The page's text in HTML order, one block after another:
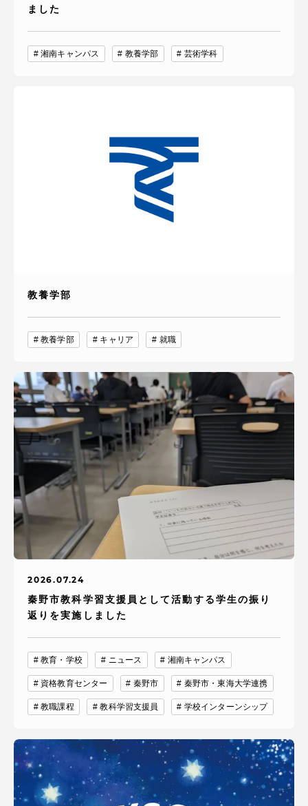
ました
湘南キャンパス 教養学部 芸術学科
教養学部
教養学部 キャリア 就職
2026.07.24
秦野市教科学習支援員として活動する学生の振り
返りを実施しました
教育・学校 ニュース 湘南キャンパス
資格教育センター 秦野市 秦野市・東海大学連携
教職課程 教科学習支援員 学校インターンシップ